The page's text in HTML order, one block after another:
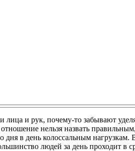
и рук, почему-то забывают
нельзя назвать
в день колоссальным
людей за день проходит в